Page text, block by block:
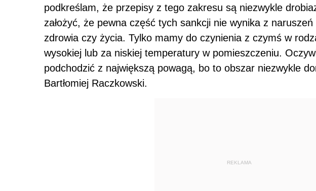
podkreślam, że przepisy z tego zakresu są niezwykle
założyć, że pewna część tych sankcji nie wynika z
zdrowia czy życia. Tylko mamy do czynienia z czymś w
wysokiej lub za niskiej temperatury w pomieszczeniu.
podchodzić z największą powagą, bo to obszar niezwykle
Bartłomiej Raczkowski.
REKLAMA